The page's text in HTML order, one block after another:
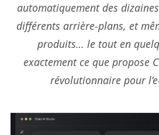
automatiquement des
différents arrière-plans, et
produits… le tout en
exactement ce que propose
révolutionnaire pour